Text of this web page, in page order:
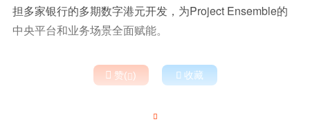
担多家银行的多期数字港元开发，为Project Ensemble的
中央平台和业务场景全面赋能。
 赞()  收藏
